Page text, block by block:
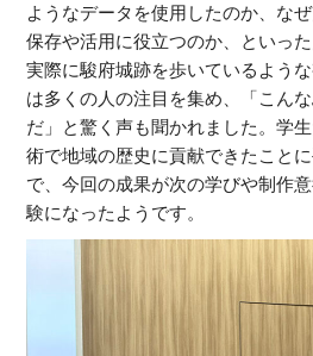
ようなデータを使用したのか、な
保存や活用に役立つのか、といった
実際に駿府城跡を歩いているよう
は多くの人の注目を集め、「こん
だ」と驚く声も聞かれました。学
術で地域の歴史に貢献できたこと
で、今回の成果が次の学びや制作
験になったようです。